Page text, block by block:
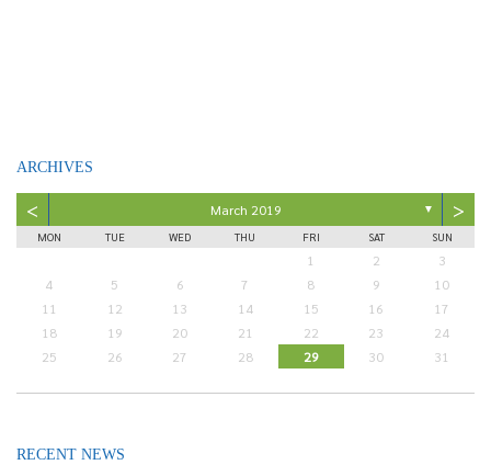
ARCHIVES
< March 2019 ▼ >
MON TUE WED THU FRI SAT SUN
1 2
3
4
5 6 7 8 9
10
11
12 13 14 15 16
17
18
19 20 21 22 23
24
25
26 27 28 29 30 31
RECENT NEWS